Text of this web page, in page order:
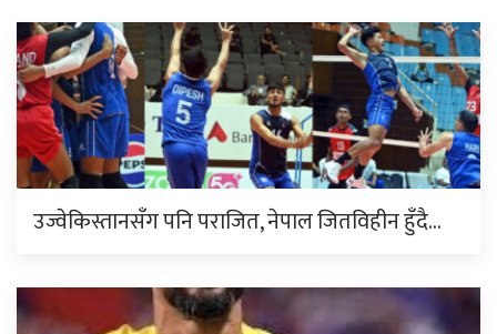
उज्वेकिस्तानसँग पनि पराजित, नेपाल जितविहीन हुँदै…